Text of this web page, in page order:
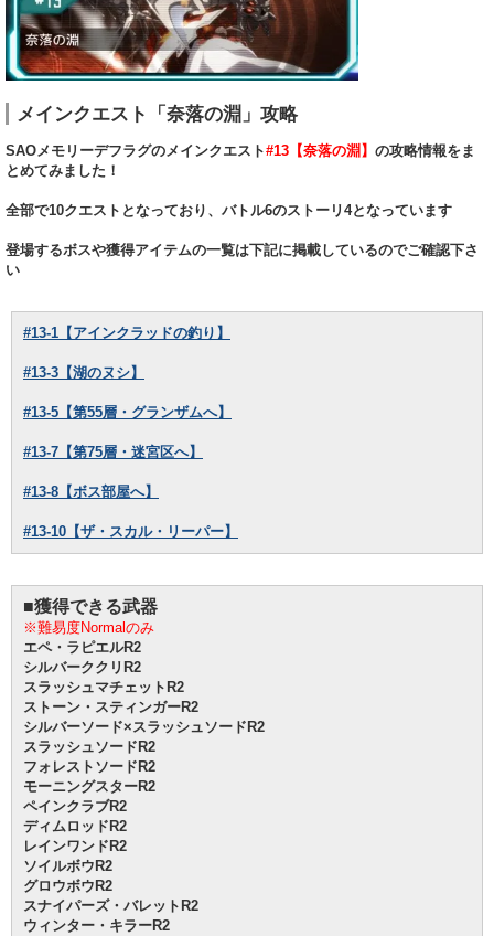
メインクエスト「奈落の淵」攻略
SAOメモリーデフラグのメインクエスト#13【奈落の淵】 の攻略情報をま
とめてみました！
全部で10クエストとなっており、バトル6のストーリ4となっています
登場するボスや獲得アイテムの一覧は下記に掲載しているのでご確認下さ
い
#13-1【アインクラッドの釣り】
#13-3【湖のヌシ】
#13-5【第55層・グランザムへ】
#13-7【第75層・迷宮区へ】
#13-8【ボス部屋へ】
#13-10【ザ・スカル・リーパー】
■獲得できる武器
※難易度Normalのみ
エペ・ラピエルR2
シルバーククリR2
スラッシュマチェットR2
ストーン・スティンガーR2
シルバーソード×スラッシュソードR2
スラッシュソードR2
フォレストソードR2
モーニングスターR2
ペインクラブR2
ディムロッドR2
レインワンドR2
ソイルボウR2
グロウボウR2
スナイパーズ・バレットR2
ウィンター・キラーR2